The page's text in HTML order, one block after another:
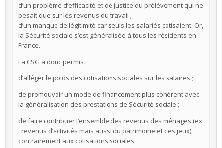
d’un problème d’efficacité et de justice du prélèvement qui ne
pesait que sur les revenus du travail ;
d’un manque de légitimité car seuls les salariés cotisaient. Or,
la Sécurité sociale s’est généralisée à tous les résidents en
France.
La CSG a donc permis :
d’alléger le poids des cotisations sociales sur les salaires ;
de promouvoir un mode de financement plus cohérent avec
la généralisation des prestations de Sécurité sociale ;
de faire contribuer l’ensemble des revenus des ménages (ex
: revenus d’activités mais aussi du patrimoine et des jeux),
contrairement aux cotisations sociales.